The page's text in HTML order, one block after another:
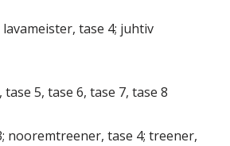
lavameister, tase 4; juhtiv
5, tase 6, tase 7, tase 8
nooremtreener, tase 4; treener,